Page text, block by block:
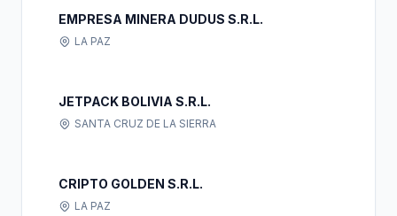
EMPRESA MINERA DUDUS S.R.L.
LA PAZ
JETPACK BOLIVIA S.R.L.
SANTA CRUZ DE LA SIERRA
CRIPTO GOLDEN S.R.L.
LA PAZ